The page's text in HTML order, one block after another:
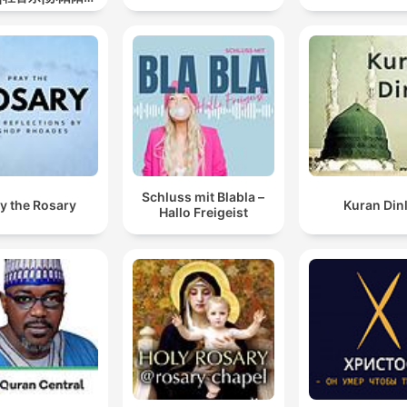
道
the Rosary
Schluss mit Blabla –
Hallo Freigeist
Kuran